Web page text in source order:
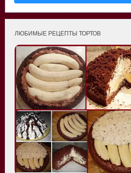
ЛЮБИМЫЕ РЕЦЕПТЫ ТОРТОВ